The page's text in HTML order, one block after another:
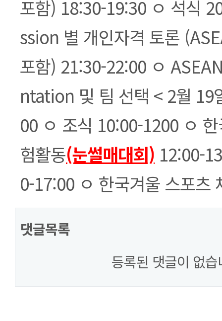
포함) 18:30-19:30 ㅇ 석식
ssion 별 개인자격 토론
포함) 21:30-22:00 ㅇ
ntation 및 팀 선택 < 2월 19
00 ㅇ 조식 10:00-1200 ㅇ
험활동(눈썰매대회) 12:00-
0-17:00 ㅇ 한국겨울 스포츠
댓글목록
등록된 댓글이 없습